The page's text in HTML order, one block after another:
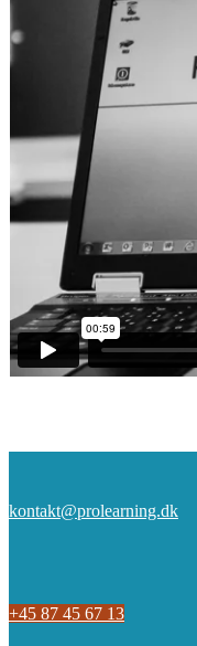
kontakt@prolearning.dk
+45 87 45 67 13